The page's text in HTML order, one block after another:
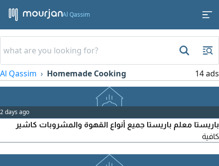
Al Qassim
Al Qassim Homemade Cooking 14 ads
2 days ago
باريستا معلم باريستا جميع أنواع القهوة والمشروبات كاشير
كافية